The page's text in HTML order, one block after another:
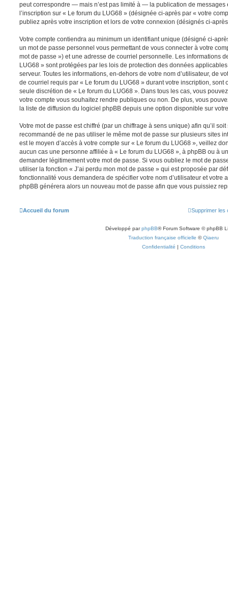
peut correspondre — mais n’est pas limité à — la publication de messages
l’inscription sur « Le forum du LUG68 » (désignée ci-après par « votre
publiez après votre inscription et lors de votre connexion (désignés ci-
Votre compte contiendra au minimum un identifiant unique (désigné ci-
un mot de passe personnel vous permettant de vous connecter à votre
mot de passe ») et une adresse de courriel personnelle. Les informations
LUG68 » sont protégées par les lois de protection des données
serveur. Toutes les informations, en-dehors de votre nom d’utilisateur, de
de courriel requis par « Le forum du LUG68 » durant votre inscription, sont
seule discrétion de « Le forum du LUG68 ». Dans tous les cas, vous
votre compte vous souhaitez rendre publiques ou non. De plus, vous
la liste de diffusion du logiciel phpBB depuis une option disponible sur
Votre mot de passe est chiffré (par un chiffrage à sens unique) afin qu’il
recommandé de ne pas utiliser le même mot de passe sur plusieurs sites
est le moyen d’accès à votre compte sur « Le forum du LUG68 », veillez
aucun cas une personne affiliée à « Le forum du LUG68 », à phpBB ou à
demander légitimement votre mot de passe. Si vous oubliez le mot de
utiliser la fonction « J’ai perdu mon mot de passe » qui est proposée par
fonctionnalité vous demandera de spécifier votre nom d’utilisateur et votre
phpBB générera alors un nouveau mot de passe afin que vous puissiez
Accueil du forum Supprimer les
Développé parphpBB® Forum Software © phpBB
Traduction française officielle ©Qiaeru
Confidentialité | Conditions